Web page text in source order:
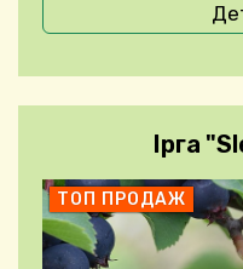
Ірга
ТОП ПРОДАЖ